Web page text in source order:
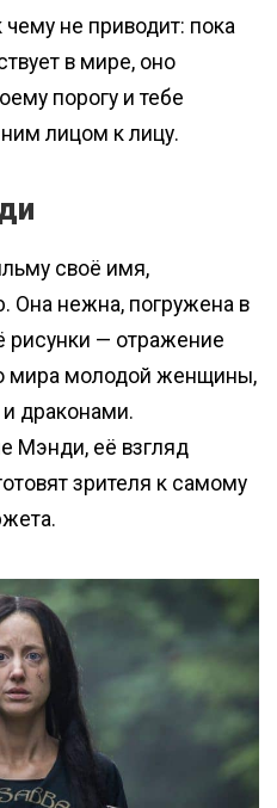
чему не приводит: пока
в мире, оно
порогу и тебе
лицом к лицу.
своё имя,
Она нежна, погружена в
рисунки — отражение
мира молодой женщины,
драконами.
Мэнди, её взгляд
зрителя к самому